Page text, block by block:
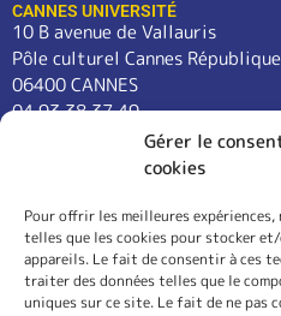
Gérer le
cookies
Pour offrir les meilleures
telles que les cookies pour stocker
appareils. Le fait de consentir à ces
traiter des données telles que le
uniques sur ce site. Le fait de ne pas
CANNES UNIVERSITÉ
10 B avenue de Vallauris
Pôle culturel Cannes République
06400 CANNES
04 93 38 37 49
contact@cannes-universite.fr
COURS
LANGUES
CONFÉRENCES
SORTIES